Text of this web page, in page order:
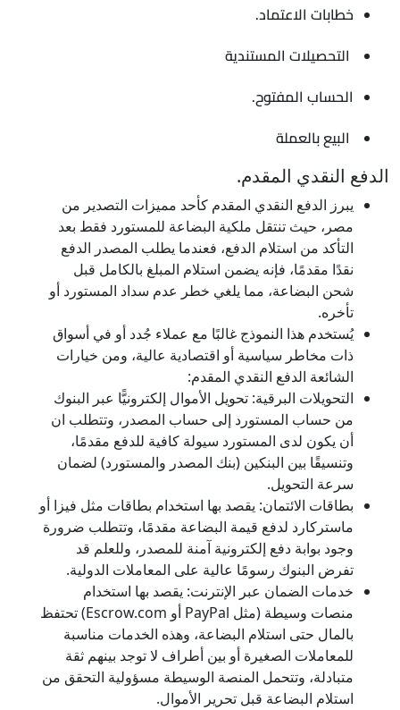
خطابات الاعتماد.
التحصيلات المستندية
الحساب المفتوح.
البيع بالعملة
الدفع النقدي المقدم.
يبرز الدفع النقدي المقدم كأحد مميزات التصدير من
مصر، حيث تنتقل ملكية البضاعة للمستورد فقط بعد
التأكد من استلام الدفع، فعندما يطلب المصدر الدفع
نقدًا مقدمًا، فإنه يضمن استلام المبلغ بالكامل قبل
شحن البضاعة، مما يلغي خطر عدم سداد المستورد أو
تأخره.
يُستخدم هذا النموذج غالبًا مع عملاء جُدد أو في أسواق
ذات مخاطر سياسية أو اقتصادية عالية، ومن خيارات
الشائعة الدفع النقدي المقدم:
التحويلات البرقية: تحويل الأموال إلكترونيًّا عبر البنوك
من حساب المستورد إلى حساب المصدر، وتتطلب ان
أن يكون لدى المستورد سيولة كافية للدفع مقدمًا،
وتنسيقًا بين البنكين (بنك المصدر والمستورد) لضمان
سرعة التحويل.
بطاقات الائتمان: يقصد بها استخدام بطاقات مثل فيزا أو
ماستركارد لدفع قيمة البضاعة مقدمًا، وتتطلب ضرورة
وجود بوابة دفع إلكترونية آمنة للمصدر، وللعلم قد
تفرض البنوك رسومًا عالية على المعاملات الدولية.
خدمات الضمان عبر الإنترنت: يقصد بها استخدام
منصات وسيطة (مثل PayPal أو Escrow.com) تحتفظ
بالمال حتى استلام البضاعة، وهذه الخدمات مناسبة
للمعاملات الصغيرة أو بين أطراف لا توجد بينهم ثقة
متبادلة، وتتحمل المنصة الوسيطة مسؤولية التحقق من
استلام البضاعة قبل تحرير الأموال.